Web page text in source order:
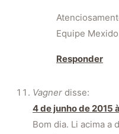
Equipe
Responder
Vagner disse:
4 de junho de 2015
Bom dia. Li acima a